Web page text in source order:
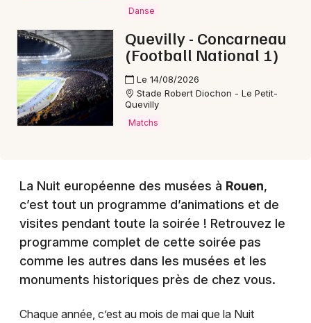
76 - Seine-Maritime
Mon email
Je m'abonne
Danse
Quevilly - Concarneau
(Football National 1)
Le 14/08/2026
Stade Robert Diochon - Le Petit-
Quevilly
Matchs
La Nuit européenne des musées à Rouen,
c’est tout un programme d’animations et de
visites pendant toute la soirée ! Retrouvez le
programme complet de cette soirée pas
comme les autres dans les musées et les
monuments historiques près de chez vous.
Chaque année, c’est au mois de mai que la Nuit